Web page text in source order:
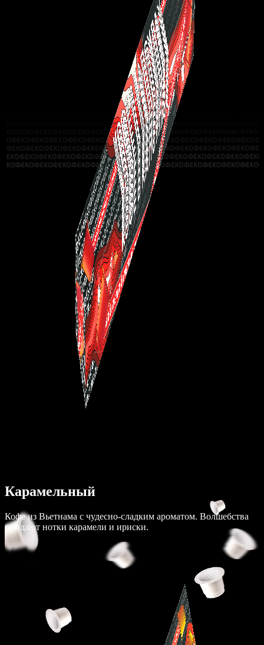
Карамельный
Кофе из Вьетнама с чудесно-сладким ароматом. Волшебства
придают нотки карамели и ириски.